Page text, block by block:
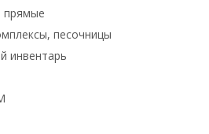
прямые
песочницы
инвентарь